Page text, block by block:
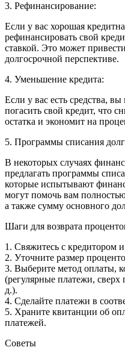
3. Рефинансирование:
Если у вас хорошая
рефинансировать свой
ставкой. Это может
долгосрочной перспективе.
4. Уменьшение кредита:
Если у вас есть средства,
погасить свой кредит, что
остатка и экономит на
5. Программы списания
В некоторых случаях
предлагать программы
которые испытывают
могут помочь вам
а также сумму основного
Шаги для возврата
1. Свяжитесь с кредитором
2. Уточните размер
3. Выберите метод оплаты,
(регулярные платежи,
д.).
4. Сделайте платежи в
5. Храните квитанции об
платежей.
Советы